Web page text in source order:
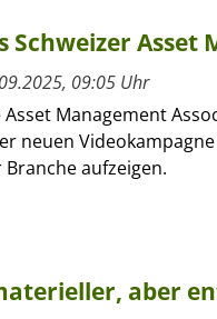
Schweizer Asset
09:05 Uhr
Asset Management
neuen
Branche aufzeigen.
aber